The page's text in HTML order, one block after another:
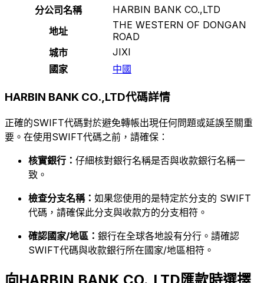
分公司名稱
HARBIN BANK CO.,LTD
地址
THE WESTERN OF DONGAN
ROAD
城市
JIXI
國家
中國
HARBIN BANK CO.,LTD代碼詳情
正確的SWIFT代碼對於避免轉帳出現任何問題或延誤至關重
要。在使用SWIFT代碼之前，請確保：
核實銀行： 仔細核對銀行名稱是否與收款銀行名稱一
致。
檢查分支名稱： 如果您使用的是特定於分支的 SWIFT
代碼，請確保此分支與收款方的分支相符。
確認國家/地區： 銀行在全球各地設有分行。請確認
SWIFT代碼與收款銀行所在國家/地區相符。